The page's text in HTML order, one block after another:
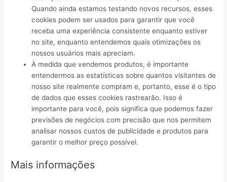
Quando ainda estamos testando novos recursos, esses
cookies podem ser usados ​​para garantir que você
receba uma experiência consistente enquanto estiver
no site, enquanto entendemos quais otimizações os
nossos usuários mais apreciam.
À medida que vendemos produtos, é importante
entendermos as estatísticas sobre quantos visitantes de
nosso site realmente compram e, portanto, esse é o tipo
de dados que esses cookies rastrearão. Isso é
importante para você, pois significa que podemos fazer
previsões de negócios com precisão que nos permitem
analisar nossos custos de publicidade e produtos para
garantir o melhor preço possível.
Mais informações